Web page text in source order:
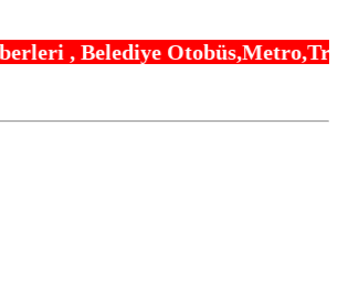
coğrafi işaretli Kamber Biberi hasadı
Otobüs,Metro,Tren